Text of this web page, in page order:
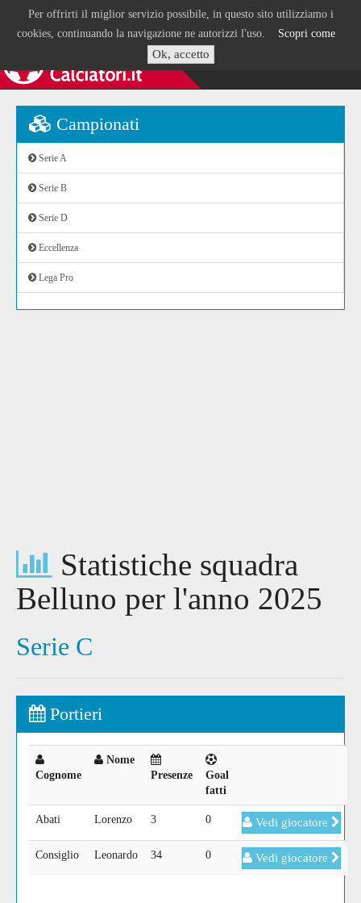
Per offrirti il miglior servizio possibile, in questo sito utilizziamo i
cookies, continuando la navigazione ne autorizzi l'uso. Scopri come
Ok, accetto
Campionati
Serie A
Serie B
Serie D
Eccellenza
Lega Pro
Statistiche squadra
Belluno per l'anno 2025
Serie C
Portieri
Cognome
Nome
Presenze
Goal
fatti
Abati Lorenzo 3 0 Vedi giocatore
Consiglio Leonardo 34 0 Vedi giocatore